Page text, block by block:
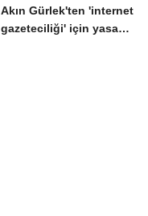
Akın Gürlek'ten 'internet
gazeteciliği' için yasa